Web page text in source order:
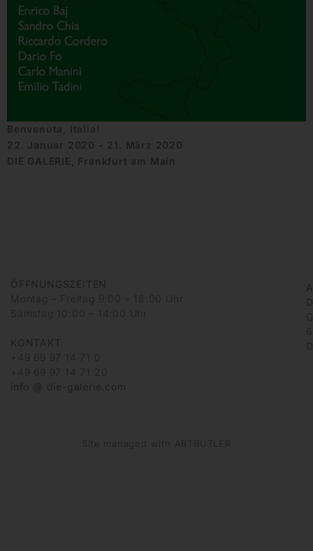
Benvenuta, Italia!
22. Januar 2020 - 21. März 2020
DIE GALERIE, Frankfurt am Main
ÖFFNUNGSZEITEN
Montag – Freitag 9:00 – 18:00 Uhr
Samstag 10:00 – 14:00 Uhr
KONTAKT
+49 69 97 14 71 0
+49 69 97 14 71 20
info @ die-galerie.com
Site managed with ARTBUTLER